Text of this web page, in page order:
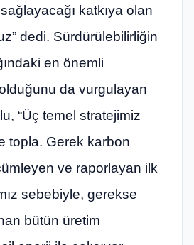
katkıya olan
dedi. Sürdürülebilirliğin
en önemli
da vurgulayan
“Üç temel stratejimiz
topla. Gerek karbon
ve raporlayan ilk
sebebiyle, gerekse
bütün üretim